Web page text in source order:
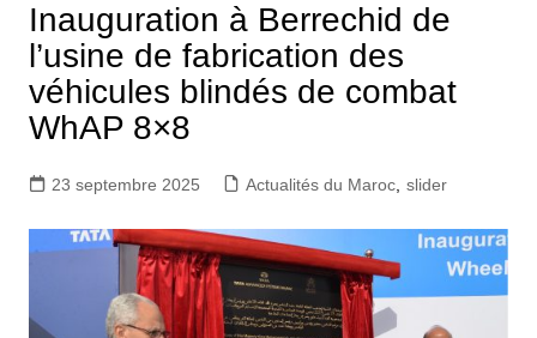
Inauguration à Berrechid de
l’usine de fabrication des
véhicules blindés de combat
WhAP 8×8
23 septembre 2025 Actualités du Maroc, slider